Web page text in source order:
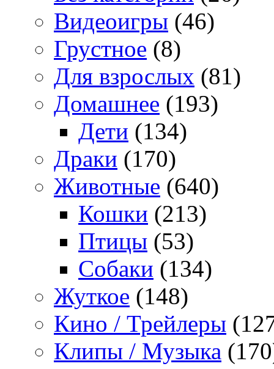
Видеоигры (46)
Грустное (8)
Для взрослых (81)
Домашнее (193)
Дети (134)
Драки (170)
Животные (640)
Кошки (213)
Птицы (53)
Собаки (134)
Жуткое (148)
Кино / Трейлеры
Клипы / Музыка